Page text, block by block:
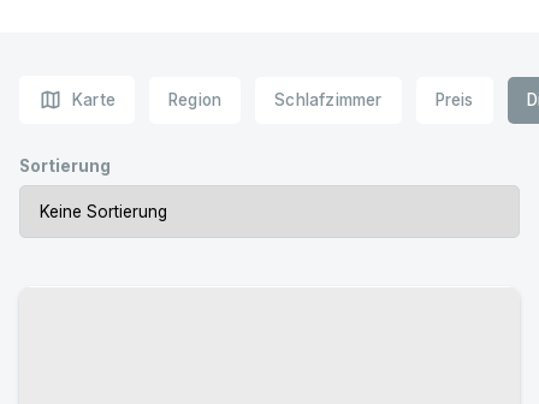
map Karte Region Schlafzimmer Preis
Sortierung